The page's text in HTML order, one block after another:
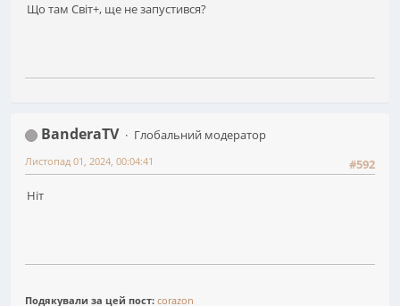
Що там Світ+, ще не запустився?
BanderaTV
Глобальний модератор
#592
Листопад 01, 2024, 00:04:41
Ніт
Подякували за цей пост: corazon